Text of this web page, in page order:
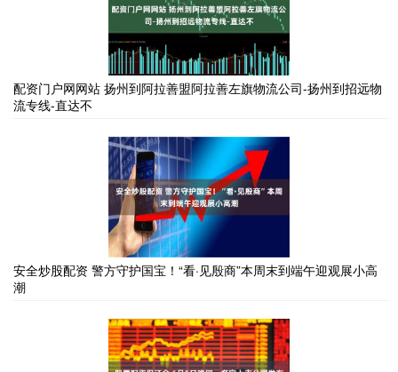
配资门户网网站 扬州到阿拉善盟阿拉善左旗物流公司-扬州到招远物
流专线-直达不
安全炒股配资 警方守护国宝！“看·见殷商”本周末到端午迎观展小高
潮